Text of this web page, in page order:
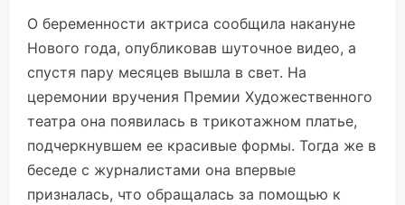
О беременности актриса сообщила накануне
Нового года, опубликовав шуточное видео, а
спустя пару месяцев вышла в свет. На
церемонии вручения Премии Художественного
театра она появилась в трикотажном платье,
подчеркнувшем ее красивые формы. Тогда же в
беседе с журналистами она впервые
призналась, что обращалась за помощью к